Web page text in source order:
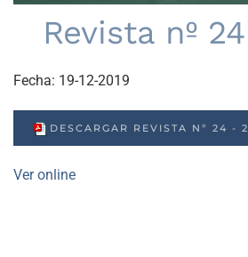
Revista nº
Fecha: 19-12-2019
DESCARGAR REVISTA Nº 24 -
Ver online